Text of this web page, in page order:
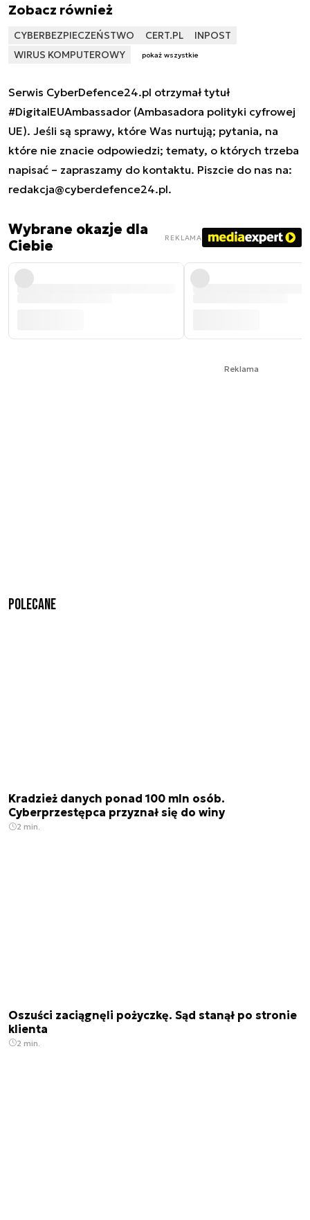
Zobacz również
CYBERBEZPIECZEŃSTWO CERT.PL
INPOST
WIRUS KOMPUTEROWY
pokaż wszystkie
Serwis CyberDefence24.pl otrzymał tytuł
#DigitalEUAmbassador (Ambasadora polityki cyfrowej
UE). Jeśli są sprawy, które Was nurtują; pytania, na
które nie znacie odpowiedzi; tematy, o których trzeba
napisać – zapraszamy do kontaktu. Piszcie do nas na:
redakcja@cyberdefence24.pl.
Wybrane okazje dla
Ciebie
REKLAMA
Reklama
Polecane
Kradzież danych ponad 100 mln osób.
Cyberprzestępca przyznał się do winy
2 min.
Oszuści zaciągnęli pożyczkę. Sąd stanął po stronie
klienta
2 min.